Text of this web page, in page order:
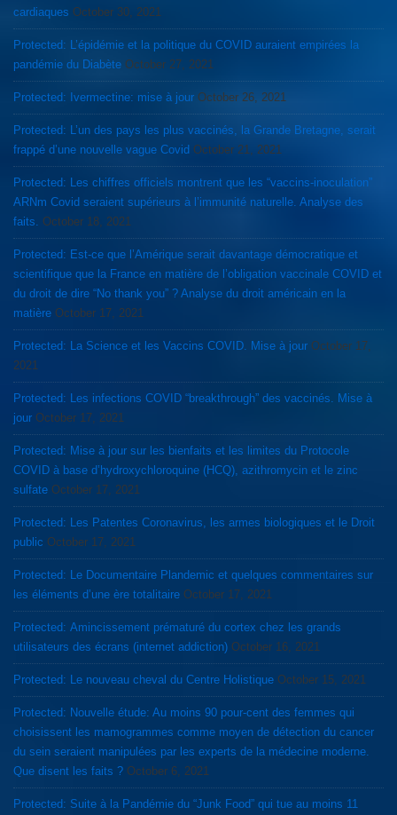
cardiaques October 30, 2021
Protected: L’épidémie et la politique du COVID auraient empirées la
pandémie du Diabète October 27, 2021
Protected: Ivermectine: mise à jour October 26, 2021
Protected: L’un des pays les plus vaccinés, la Grande Bretagne, serait
frappé d’une nouvelle vague Covid October 21, 2021
Protected: Les chiffres officiels montrent que les “vaccins-inoculation”
ARNm Covid seraient supérieurs à l’immunité naturelle. Analyse des
faits.
October 18, 2021
Protected: Est-ce que l’Amérique serait davantage démocratique et
scientifique que la France en matière de l’obligation vaccinale COVID et
du droit de dire “No thank you” ? Analyse du droit américain en la
matière October 17, 2021
Protected: La Science et les Vaccins COVID. Mise à jour October 17,
2021
Protected: Les infections COVID “breakthrough” des vaccinés. Mise à
jour October 17, 2021
Protected: Mise à jour sur les bienfaits et les limites du Protocole
COVID à base d’hydroxychloroquine (HCQ), azithromycin et le zinc
sulfate October 17, 2021
Protected: Les Patentes Coronavirus, les armes biologiques et le Droit
public October 17, 2021
Protected: Le Documentaire Plandemic et quelques commentaires sur
les éléments d’une ère totalitaire October 17, 2021
Protected: Amincissement prématuré du cortex chez les grands
utilisateurs des écrans (internet addiction) October 16, 2021
Protected: Le nouveau cheval du Centre Holistique October 15, 2021
Protected: Nouvelle étude: Au moins 90 pour-cent des femmes qui
choisissent les mamogrammes comme moyen de détection du cancer
du sein seraient manipulées par les experts de la médecine moderne.
Que disent les faits ? October 6, 2021
Protected: Suite à la Pandémie du “Junk Food” qui tue au moins 11